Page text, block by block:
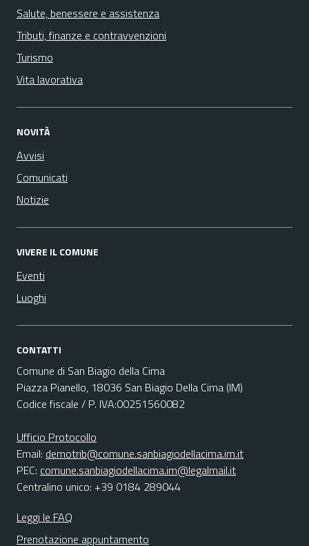
Salute, benessere e assistenza
Tributi, finanze e contravvenzioni
Turismo
Vita lavorativa
NOVITÀ
Avvisi
Comunicati
Notizie
VIVERE IL COMUNE
Eventi
Luoghi
CONTATTI
Comune di San Biagio della Cima
Piazza Pianello, 18036 San Biagio Della Cima (IM)
Codice fiscale / P. IVA:00251560082
Ufficio Protocollo
Email: demotrib@comune.sanbiagiodellacima.im.it
PEC: comune.sanbiagiodellacima.im@legalmail.it
Centralino unico: +39 0184 289044
Leggi le FAQ
Prenotazione appuntamento